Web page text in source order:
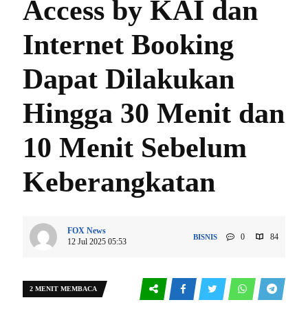
Access by KAI dan
Internet Booking
Dapat Dilakukan
Hingga 30 Menit dan
10 Menit Sebelum
Keberangkatan
FOX News
12 Jul 2025 05:53
BISNIS 0 84
2 MENIT MEMBACA